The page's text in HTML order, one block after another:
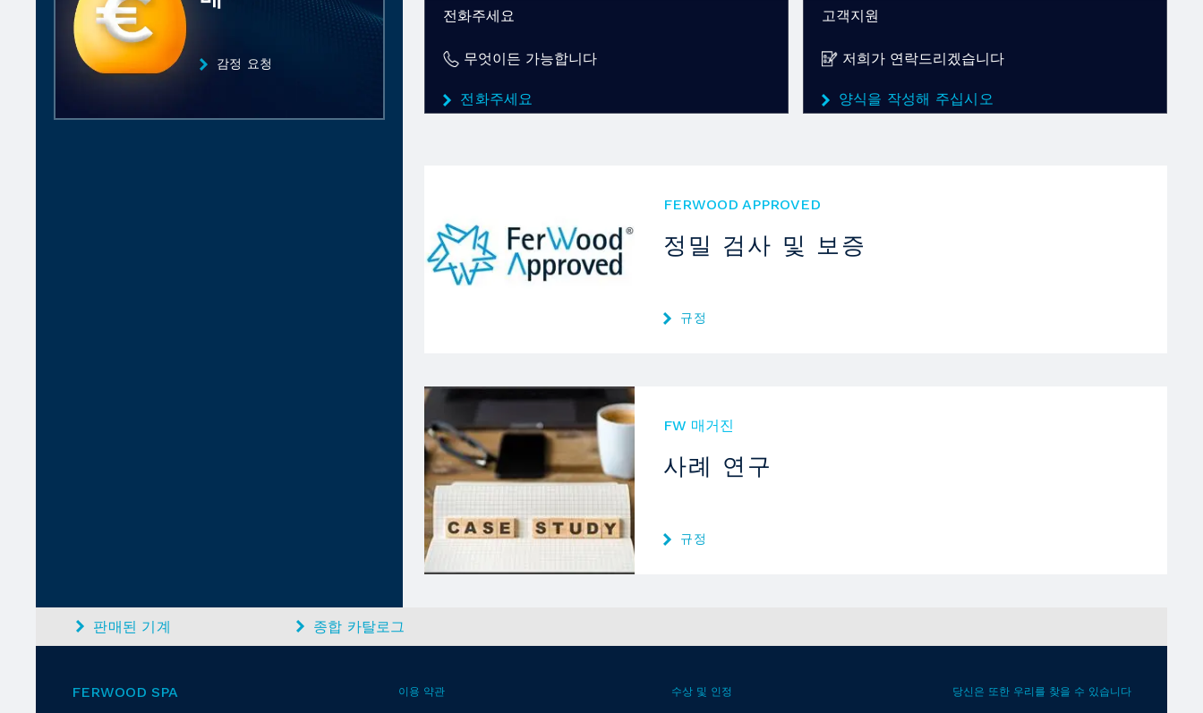
감정 요청
전화주세요
무엇이든 가능합니다
전화주세요
고객지원
저희가 연락드리겠습니다
양식을 작성해 주십시오
FERWOOD APPROVED
정밀 검사 및 보증
규정
FW 매거진
사례 연구
규정
판매된 기계 종합 카탈로그
FERWOOD SPA 이용 약관 수상 및 인정 당신은 또한 우리를 찾을 수 있습니다